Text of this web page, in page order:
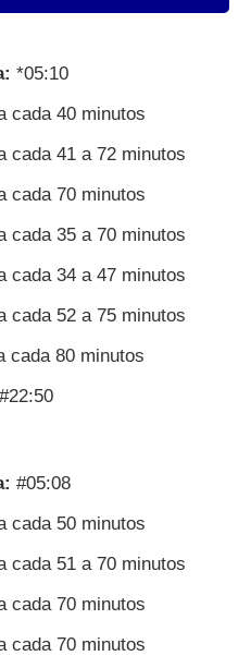
*05:10
cada 40 minutos
cada 41 a 72 minutos
cada 70 minutos
cada 35 a 70 minutos
cada 34 a 47 minutos
cada 52 a 75 minutos
cada 80 minutos
#22:50
#05:08
cada 50 minutos
cada 51 a 70 minutos
cada 70 minutos
cada 70 minutos